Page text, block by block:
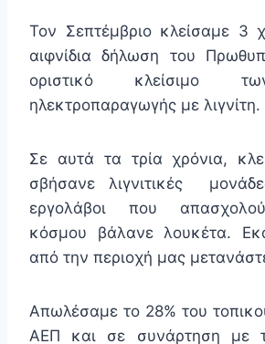
Τον Σεπτέμβριο κλείσαμε 3
αιφνίδια δήλωση του
οριστικό κλείσιμο
ηλεκτροπαραγωγής με λιγνίτη.
Σε αυτά τα τρία χρόνια,
σβήσανε λιγνιτικές
εργολάβοι που
κόσμου βάλανε λουκέτα.
από την περιοχή μας
Απωλέσαμε το 28% του
ΑΕΠ και σε συνάρτηση με